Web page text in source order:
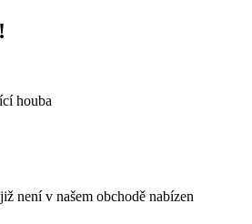
houba
není v našem obchodě nabízen